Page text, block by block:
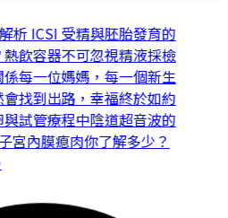
ICSI 受精與胚胎發育的
飲容器不可忽視精液採檢
每一位媽媽，每一個新生
找到出路，幸福終於如約
試管療程中陰道超音波的
內膜瘜肉你了解多少？